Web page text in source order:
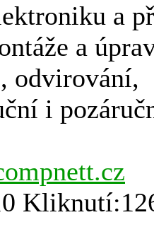
a
a
odvirování,
i